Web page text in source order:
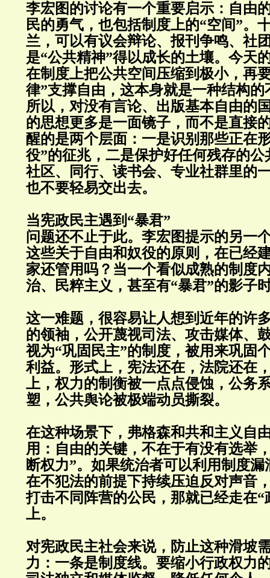
李宏图的讨论有一个重要启示：自由
民的勇气，也包括制度上的“空间”。
兰，可以有议会辩论、报刊争鸣、社
是“公共精神”得以成长的土壤。今天
在制度上把公共空间压缩到极小，再
律”支撑自由，这本身就是一种结构的
所以，对没有言论、出版基本自由的
的思想更多是一面镜子，而不是直接
醒的是两个层面：一是识别那些正在
役”的征兆，二是保护好任何残存的
社区、同行、读书会、专业社群里的
也不要轻易交出去。
当宪政民主遇到“暴君”
问题还不止于此。李宏图提示的另一
这些关于自由和奴役的原则，在已经
家还管用吗？当一个看似成熟的制度
治、民粹主义，甚至有“暴君”的影子
这一难题，很容易让人想到近年的许
的领袖，公开蔑视司法、攻击媒体、
视为“巩固民主”的制度，被用来巩固
利益。形式上，宪法还在，法院还在
上，权力的制衡被一点点侵蚀，公务
塑，公共舆论被极端动员撕裂。
在这种场景下，弗格森和共和主义自
用：自由的关键，不在于有没有选举
断权力”。如果统治者可以利用制度
在不犯法的前提下持续压迫反对声音
打击不同阵营的公民，那就已经走在“
上。
对宪政民主社会来说，防止这种滑坡
力：一条是制度线。要缩小行政权力